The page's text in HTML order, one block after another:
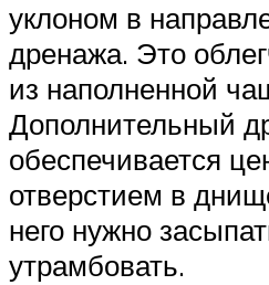
уклоном в
дренажа. Это
из наполненной
Дополнительный
обеспечивается
отверстием в
него нужно
утрамбовать.